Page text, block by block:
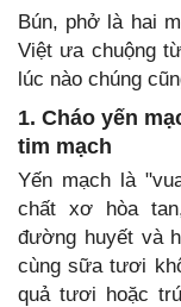
Bún, phở là hai
Việt ưa chuộng
lúc nào chúng
1. Cháo yến
tim mạch
Yến mạch là
chất xơ hòa
đường huyết và
cùng sữa tươi
quả tươi hoặc